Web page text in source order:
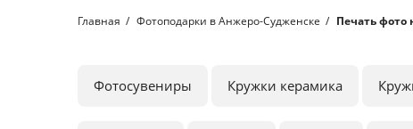
Главная Фотоподарки в Анжеро-Судженске Печать фото
Фотосувениры Кружки керамика